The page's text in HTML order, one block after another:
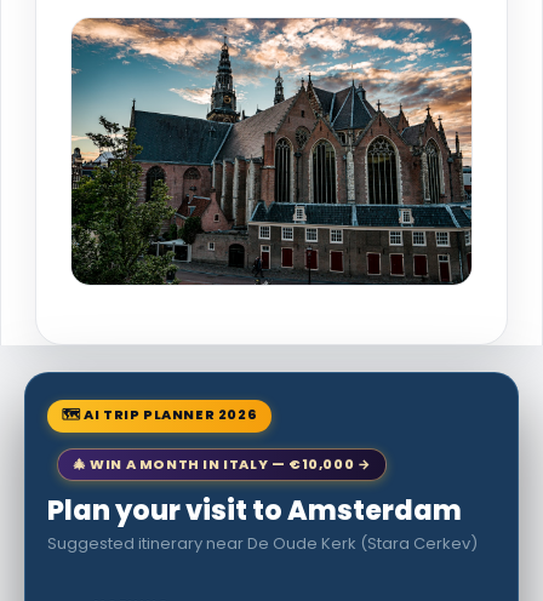
🗺 AI TRIP PLANNER 2026
🎄 WIN A MONTH IN ITALY — €10,000 →
Plan your visit to Amsterdam
Suggested itinerary near De Oude Kerk (Stara Cerkev)